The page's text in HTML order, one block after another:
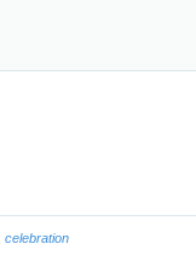
celebration